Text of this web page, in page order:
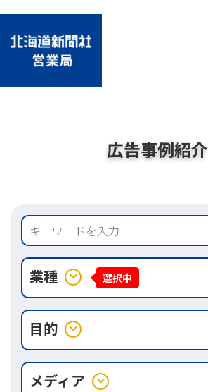
広告事例紹介
業種 expand_more 選択中
目的 expand_more
メディア expand_more